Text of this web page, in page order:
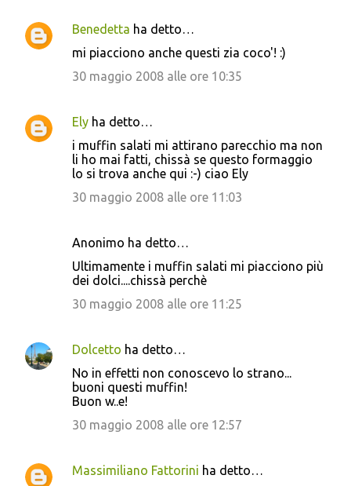
Benedetta ha detto…
mi piacciono anche questi zia coco'! :)
30 maggio 2008 alle ore 10:35
Ely ha detto…
i muffin salati mi attirano parecchio ma non
li ho mai fatti, chissà se questo formaggio
lo si trova anche qui :-) ciao Ely
30 maggio 2008 alle ore 11:03
Anonimo ha detto…
Ultimamente i muffin salati mi piacciono più
dei dolci....chissà perchè
30 maggio 2008 alle ore 11:25
Dolcetto ha detto…
No in effetti non conoscevo lo strano...
buoni questi muffin!
Buon w..e!
30 maggio 2008 alle ore 12:57
Massimiliano Fattorini ha detto…